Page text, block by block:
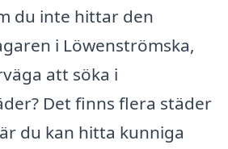
du inte hittar den
i Löwenströmska,
att söka i
Det finns flera städer
du kan hitta kunniga